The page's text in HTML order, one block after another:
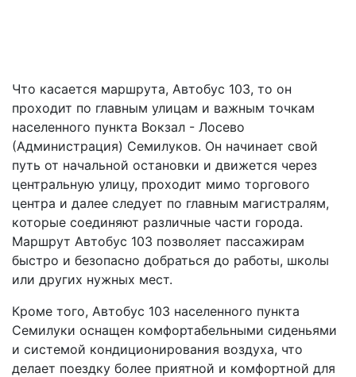
Что касается маршрута, Автобус 103, то он
проходит по главным улицам и важным точкам
населенного пункта Вокзал - Лосево
(Администрация) Семилуков. Он начинает свой
путь от начальной остановки и движется через
центральную улицу, проходит мимо торгового
центра и далее следует по главным магистралям,
которые соединяют различные части города.
Маршрут Автобус 103 позволяет пассажирам
быстро и безопасно добраться до работы, школы
или других нужных мест.
Кроме того, Автобус 103 населенного пункта
Семилуки оснащен комфортабельными сиденьями
и системой кондиционирования воздуха, что
делает поездку более приятной и комфортной для